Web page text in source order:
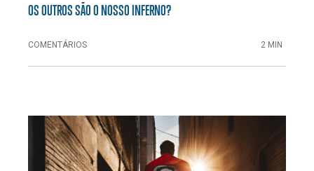
OS OUTROS SÃO O NOSSO INFERNO?
COMENTÁRIOS 2 MIN